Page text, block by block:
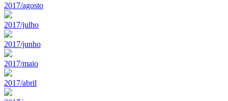
2017/agosto
2017/julho
2017/junho
2017/maio
2017/abril